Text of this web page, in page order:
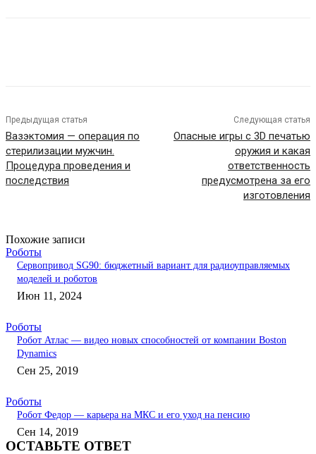
Предыдущая статья
Вазэктомия — операция по
стерилизации мужчин.
Процедура проведения и
последствия
Следующая статья
Опасные игры с 3D печатью
оружия и какая
ответственность
предусмотрена за его
изготовления
Похожие записи
Роботы
Сервопривод SG90: бюджетный вариант для радиоуправляемых
моделей и роботов
Июн 11, 2024
Роботы
Робот Атлас — видео новых способностей от компании Boston
Dynamics
Сен 25, 2019
Роботы
Робот Федор — карьера на МКС и его уход на пенсию
Сен 14, 2019
ОСТАВЬТЕ ОТВЕТ